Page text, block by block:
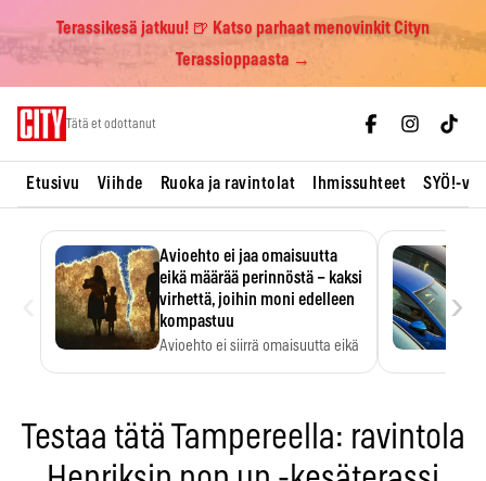
Terassikesä jatkuu! 🍺 Katso parhaat menovinkit Cityn
Terassioppaasta →
Tätä et odottanut
Etusivu Viihde Ruoka ja ravintolat Ihmissuhteet SYÖ!-
Avioehto ei jaa omaisuutta
eikä määrää perinnöstä – kaksi
virhettä, joihin moni edelleen
kompastuu
Avioehto ei siirrä omaisuutta eikä
›
Testaa tätä Tampereella: ravintola